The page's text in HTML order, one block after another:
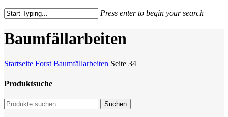
Press enter to begin your search
Search
Baumfällarbeiten
Startseite Forst Baumfällarbeiten Seite 34
Produktsuche
Suche
nach:
Suchen